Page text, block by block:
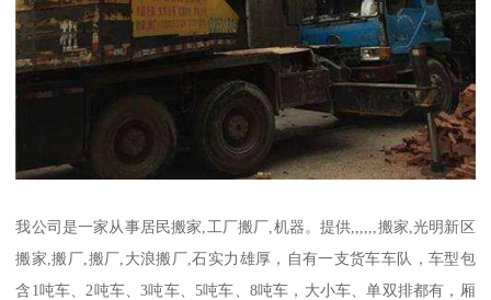
我公司是一家从事居民搬家,工厂搬厂,机器。提供,,,,,,搬家,光明新区
搬家,搬厂,搬厂,大浪搬厂,石实力雄厚，自有一支货车车队，车型包
含1吨车、2吨车、3吨车、5吨车、8吨车，大小车、单双排都有，厢